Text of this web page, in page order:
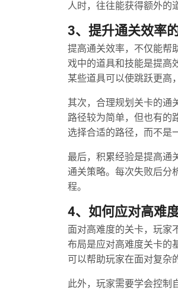
人时，往往能获得额外的
3、提升通关效率
提高通关效率，不仅能帮
戏中的道具和技能是提高
某些道具可以使跳跃更高
其次，合理规划关卡的通
路径较为简单，但也有的
选择合适的路径，而不是
最后，积累经验是提高通
通关策略。每次失败后分
程。
4、如何应对高难
面对高难度的关卡，玩家
布局是应对高难度关卡的
可以帮助玩家在面对复杂
此外，玩家需要学会控制